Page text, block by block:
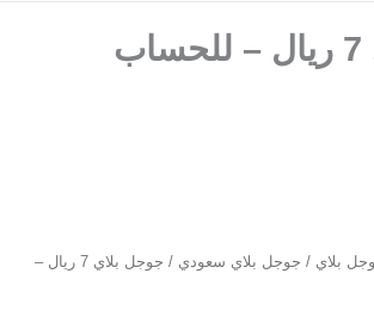
جوجل بلاي 7 ريال – للحساب
بلاي / جوجل بلاي سعودي
/ جوجل بلاي 7 ريال –